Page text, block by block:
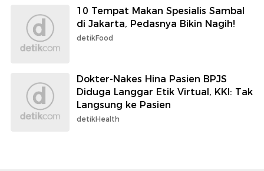
10 Tempat Makan Spesialis Sambal
di Jakarta, Pedasnya Bikin Nagih!
detikFood
Dokter-Nakes Hina Pasien BPJS
Diduga Langgar Etik Virtual, KKI: Tak
Langsung ke Pasien
detikHealth